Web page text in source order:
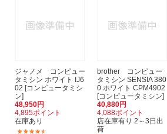
ジャノメ コンピュー
タミシン ホワイト IJ6
02 [コンピュータミシ
ン]
48,950円
4,895ポイント
在庫あり
brother コンピュー
タミシン SENSIA 380
0 ホワイト CPM4902
[コンピュータミシン]
40,880円
4,088ポイント
店在庫有り 2～3日出
荷